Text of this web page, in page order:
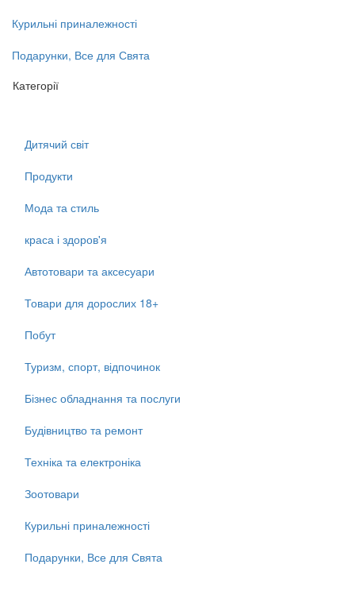
Курильні приналежності
Подарунки, Все для Свята
Категорії
Дитячий світ
Продукти
Мода та стиль
краса і здоров'я
Автотовари та аксесуари
Товари для дорослих 18+
Побут
Туризм, спорт, відпочинок
Бізнес обладнання та послуги
Будівництво та ремонт
Техніка та електроніка
Зоотовари
Курильні приналежності
Подарунки, Все для Свята